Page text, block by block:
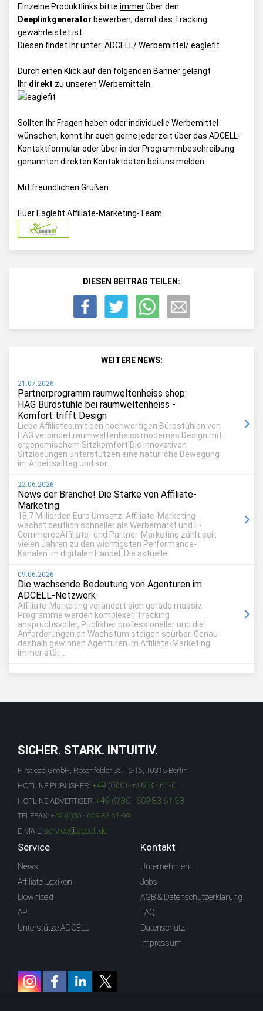
Einzelne Produktlinks bitte immerüber den
Deeplinkgenerator bewerben, damit das Tracking
gewährleistet ist.
Diesen findet Ihr unter: ADCELL/ Werbemittel/ eaglefit
Durch einen Klick auf den folgenden Banner gelangt
Ihr direkt zu unseren Werbemitteln.
Sollten Ihr Fragen haben oder individuelle Werbemittel
wünschen, könnt Ihr euch gerne jederzeit über das ADCELL-
Kontaktformularoder über in der Programmbeschreibung
genannten direkten Kontaktdaten bei uns melden.
Mit freundlichen Grüßen
Euer Eaglefit Affiliate-Marketing-Team
DIESEN BEITRAG TEILEN:
WEITERE NEWS:
21.07.2026
Partnerprogramm raumweltenheiss shop:
HAG Bürostühle bei raumweltenheiss -
Komfort trifft Design
Liebe Affiliates,mit den hochwertigen Bürostühlen von
HAG verbindet raumweltenheiss modernes Design mit
ergonomischem Sitzkomfort!Die innovativen
Sitzlösungen unterstützen eine natürliche Bewegung
im Arbeitsalltag und sor...
22.06.2026
News der Branche! Die Stärke von Affiliate-
Marketing.
18,7 Milliarden Euro Umsatz: Affiliate-Marketing
wächst deutlich schneller als Werbemarkt und E-
CommerceAffiliate- und Partner-Marketing zählt seit
vielen Jahren zu den wichtigsten Performance-
Kanälen im digitalen Handel. Die aktuelle ...
09.06.2026
Die wachsende Bedeutung von Agenturen im
ADCELL-Netzwerk
Affiliate-Marketing verändert sich gerade massiv.
Programme werden komplexer, Tracking
anspruchsvoller, Publisher professioneller und die
Anforderungen an Wachstum steigen spürbar. Genau
deshalb gewinnen Agenturen im Affiliate-Marketing
immer stär...
SICHER. STARK. INTUITIV.
Firstlead GmbH, Rosenfelder St. 15-16, 10315 Berlin
HOTLINE PUBLISHER: +49 (0)30 - 609 83 61-0
HOTLINE ADVERTISER: +49 (0)30 - 609 83 61-23
TELEFAX: +49 (0)30 - 609 83 61-99
E-MAIL: service@adcell.de
Service
News
Affiliate-Lexikon
Download
API
Unterstütze ADCELL
Kontakt
Unternehmen
Jobs
AGB & Datenschutzerklärung
FAQ
Datenschutz
Impressum